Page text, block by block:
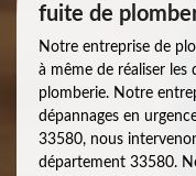
fuite de
Notre entreprise de
à même de réaliser
plomberie. Notre
dépannages en
33580, nous
département 33580.